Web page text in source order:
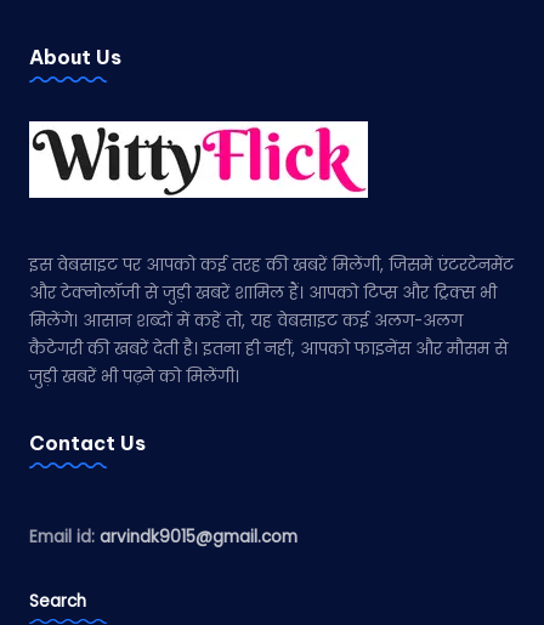
About Us
इस वेबसाइट पर आपको कई तरह की खबरें मिलेंगी, जिसमें एंटरटेनमेंट
और टेक्नोलॉजी से जुड़ी खबरें शामिल हैं। आपको टिप्स और ट्रिक्स भी
मिलेंगे। आसान शब्दों में कहें तो, यह वेबसाइट कई अलग-अलग
कैटेगरी की खबरें देती है। इतना ही नहीं, आपको फाइनेंस और मौसम से
जुड़ी खबरें भी पढ़ने को मिलेंगी।
Contact Us
Email id: arvindk9015@gmail.com
Search